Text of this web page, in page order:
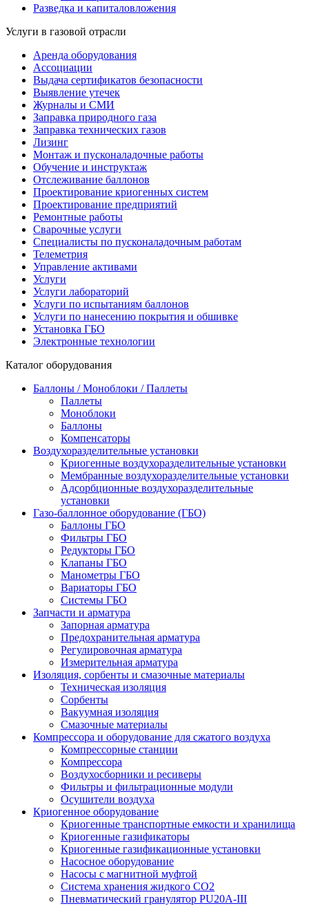
Разведка и капиталовложения
Услуги в газовой отрасли
Аренда оборудования
Ассоциации
Выдача сертификатов безопасности
Выявление утечек
Журналы и СМИ
Заправка природного газа
Заправка технических газов
Лизинг
Монтаж и пусконаладочные работы
Обучение и инструктаж
Отслеживание баллонов
Проектирование криогенных систем
Проектирование предприятий
Ремонтные работы
Сварочные услуги
Специалисты по пусконаладочным работам
Телеметрия
Управление активами
Услуги
Услуги лабораторий
Услуги по испытаниям баллонов
Услуги по нанесению покрытия и обшивке
Установка ГБО
Электронные технологии
Каталог оборудования
Баллоны / Моноблоки / Паллеты
Паллеты
Моноблоки
Баллоны
Компенсаторы
Воздухоразделительные установки
Криогенные воздухоразделительные установки
Мембранные воздухоразделительные установки
Адсорбционные воздухоразделительные
установки
Газо-баллонное оборудование (ГБО)
Баллоны ГБО
Фильтры ГБО
Редукторы ГБО
Клапаны ГБО
Манометры ГБО
Вариаторы ГБО
Системы ГБО
Запчасти и арматура
Запорная арматура
Предохранительная арматура
Регулировочная арматура
Измерительная арматура
Изоляция, сорбенты и смазочные материалы
Техническая изоляция
Сорбенты
Вакуумная изоляция
Смазочные материалы
Компрессора и оборудование для сжатого воздуха
Компрессорные станции
Компрессора
Воздухосборники и ресиверы
Фильтры и фильтрационные модули
Осушители воздуха
Криогенное оборудование
Криогенные транспортные емкости и хранилища
Криогенные газификаторы
Криогенные газификационные установки
Насосное оборудование
Насосы с магнитной муфтой
Система хранения жидкого CO2
Пневматический гранулятор PU20A-III